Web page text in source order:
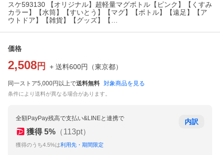
スケ593130 【オリジナル】超軽量マグボトル【ピンク】【くすみ
カラー】【水筒】【すいとう】【マグ】【ボトル】【遠足】【ア
ウトドア】【雑貨】【グッズ】【…
価格
2,508 円 + 送料600円 （東京都）
同一ストア5,000円以上で送料無料 対象商品を見る
条件により送料が異なる場合があります。
全額PayPay残高で支払い&LINEと連携で
獲得 5% （113pt）
獲得のうち4.5%は利用先・期間限定
内訳